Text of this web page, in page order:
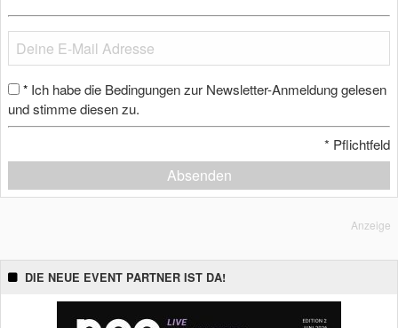
* Ich habe die Bedingungen zur Newsletter-Anmeldung gelesen
und stimme diesen zu.
* Pflichtfeld
Absenden
Anzeige
DIE NEUE EVENT PARTNER IST DA!